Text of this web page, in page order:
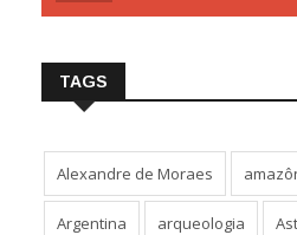
TAGS
Alexandre de Moraes
Argentina arqueologia